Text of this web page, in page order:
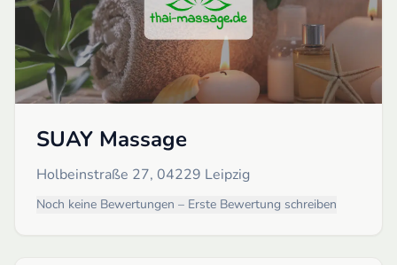
SUAY Massage
Holbeinstraße 27, 04229 Leipzig
Noch keine Bewertungen – Erste Bewertung schreiben